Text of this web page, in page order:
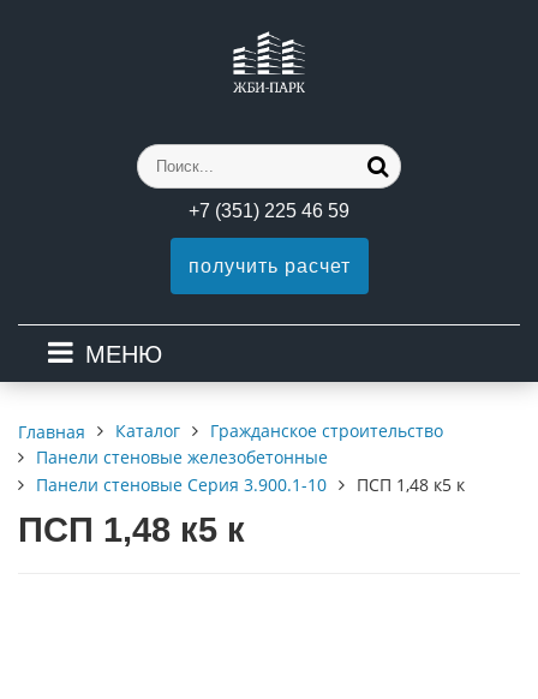
+7 (351) 225 46 59
получить расчет
МЕНЮ
Главная Каталог
Гражданское строительство
Панели стеновые железобетонные
Панели стеновые Серия 3.900.1-10
ПСП 1,48 к5 к
ПСП 1,48 к5 к